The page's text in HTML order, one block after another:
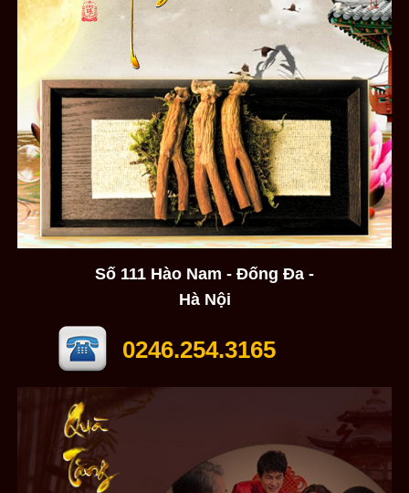
Số 111 Hào Nam - Đống Đa -
Hà Nội
0246.254.3165